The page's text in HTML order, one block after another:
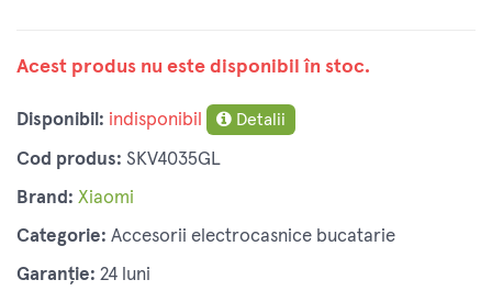
Acest produs nu este disponibil în stoc.
Disponibil: indisponibil Detalii
Cod produs: SKV4035GL
Brand: Xiaomi
Categorie: Accesorii electrocasnice bucatarie
Garanție: 24 luni